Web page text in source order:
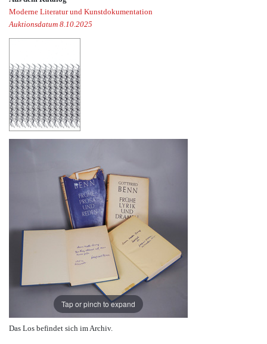
Moderne Literatur und Kunstdokumentation
Auktionsdatum 8.10.2025
Tap or pinch to expand
Das Los befindet sich im Archiv.